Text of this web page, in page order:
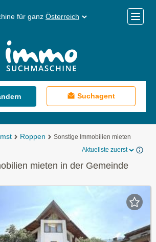
für ganz Österreich
Menü
Suchagent
Roppen
Sonstige Immobilien mieten
Aktuellste zuerst
mieten in der Gemeinde